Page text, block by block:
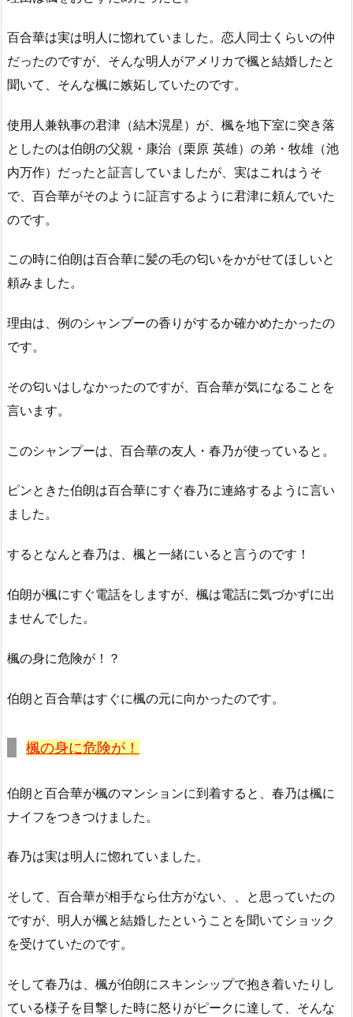
百合華は実は明人に惚れていました。恋人同士くらいの仲
だったのですが、そんな明人がアメリカで楓と結婚したと
聞いて、そんな楓に嫉妬していたのです。
使用人兼執事の君津（結木滉星）が、楓を地下室に突き落
としたのは伯朗の父親・康治（栗原 英雄）の弟・牧雄（池
内万作）だったと証言していましたが、実はこれはうそ
で、百合華がそのように証言するように君津に頼んでいた
のです。
この時に伯朗は百合華に髪の毛の匂いをかがせてほしいと
頼みました。
理由は、例のシャンプーの香りがするか確かめたかったの
です。
その匂いはしなかったのですが、百合華が気になることを
言います。
このシャンプーは、百合華の友人・春乃が使っていると。
ピンときた伯朗は百合華にすぐ春乃に連絡するように言い
ました。
するとなんと春乃は、楓と一緒にいると言うのです！
伯朗が楓にすぐ電話をしますが、楓は電話に気づかずに出
ませんでした。
楓の身に危険が！？
伯朗と百合華はすぐに楓の元に向かったのです。
楓の身に危険が！
伯朗と百合華が楓のマンションに到着すると、春乃は楓に
ナイフをつきつけました。
春乃は実は明人に惚れていました。
そして、百合華が相手なら仕方がない、、と思っていたの
ですが、明人が楓と結婚したということを聞いてショック
を受けていたのです。
そして春乃は、楓が伯朗にスキンシップで抱き着いたりし
ている様子を目撃した時に怒りがピークに達して、そんな